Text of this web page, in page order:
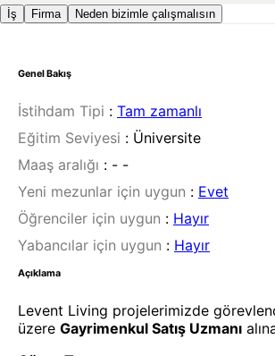
İş Firma Neden bizimle çalışmalısın
Genel Bakış
İstihdam Tipi : Tam zamanlı
Eğitim Seviyesi : Üniversite
Maaş aralığı : - -
Yeni mezunlar için uygun : Evet
Öğrenciler için uygun : Hayır
Yabancılar için uygun : Hayır
Açıklama
Levent Living projelerimizde
üzere Gayrimenkul Satış Uzmanı